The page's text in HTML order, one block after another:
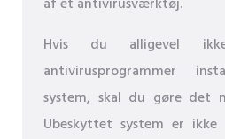
af et antivirusværktøj.
Hvis du alligevel
antivirusprogrammer
system, skal du gøre det
Ubeskyttet system er